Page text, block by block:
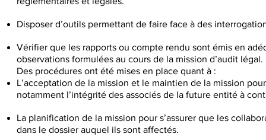
Disposer d’outils permettant de faire face à des
Vérifier que les rapports ou compte rendu sont émis en
observations formulées au cours de la mission d’audit légal.
Des procédures ont été mises en place quant à :
L’acceptation de la mission et le maintien de la mission
notamment l’intégrité des associés de la future entité à
La planification de la mission pour s’assurer que les
dans le dossier auquel ils sont affectés.